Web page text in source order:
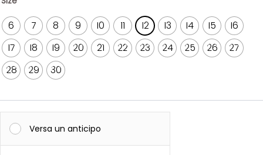
6 7 8 9 10 11 12 13 14 15
16
17
18 19 20 21 22 23 24 25 26
27
28
29 30
Versa un anticipo
Ring
quantità